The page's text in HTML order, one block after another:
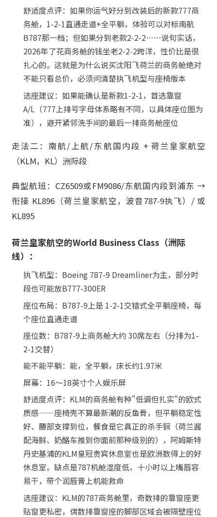
舒适度点评：如果你运气好分到改装后的新款777商
务舱，1-2-1直通走道+全平躺，体验可以对标南航
B787那一档；但如果分到老款2-2-2……说句实话，
2026年了花商务舱的钱坐老2-2-2跨洋，性价比是很
扎心的。这就是为什么说买沈阳飞荷兰的商务舱绝对
不能只看总价，必须问清楚执飞机型与座椅版本
选座建议：如果能确认是新款1-2-1，首选靠窗
A/L（777上排号字母体系略有不同，以具体座位图为
准），避开紧邻洗手间的最后一排商务舱座位
走法二：南航/上航/东航国内段 + 荷兰皇家航空
（KLM，KL）洲际段
典型航班：CZ6509或FM9086/东航国内段到浦东 →
衔接 KL896（荷兰皇家航空，波音787-9执飞）/ 或
KL895
荷兰皇家航空的World Business Class（洲际
线）：
执飞机型：Boeing 787-9 Dreamliner为主，部分时
段也可能放B777-300ER
座位布局：B787-9上是 1-2-1交错式全平躺座椅，每
个座位直通走道
座位数：B787-9上商务舱大约 30席左右（分排为1-
2-1交替）
能不能平躺：能，全平躺，床长约1.97米
屏幕：16～18英寸个人娱乐屏
舒适度点评：KLM的商务舱有种"低调但扎实"的欧式
质感——座椅壳不算最新潮的反鱼骨，但平躺稳定性
好、腰部支撑到位，餐食是它真正的杀手锏（荷兰酱
配海鲜、奶酪车推到你面前那种级别的），阿姆斯特
丹史基浦的KLM皇冠贵宾休息室也是欧洲数得上的好
休息室。缺点是787机舱湿度低，十小时以上嘴唇容
易干，带个润唇膏上机能救命
选座建议：KLM的787商务舱里，奇数排的靠窗座更
贴窗更私密，偶数排靠窗座的脚部区域会被隔壁座位